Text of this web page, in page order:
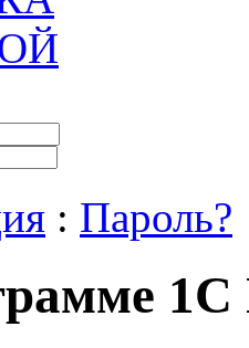
: Пароль?